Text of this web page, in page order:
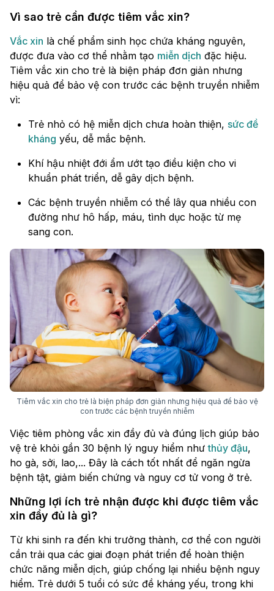
Vì sao trẻ cần được tiêm vắc xin?
Vắc xin là chế phẩm sinh học chứa kháng nguyên,
được đưa vào cơ thể nhằm tạo miễn dịch đặc hiệu.
Tiêm vắc xin cho trẻ là biện pháp đơn giản nhưng
hiệu quả để bảo vệ con trước các bệnh truyền nhiễm
vì:
Trẻ nhỏ có hệ miễn dịch chưa hoàn thiện, sức đề
kháng yếu, dễ mắc bệnh.
Khí hậu nhiệt đới ẩm ướt tạo điều kiện cho vi
khuẩn phát triển, dễ gây dịch bệnh.
Các bệnh truyền nhiễm có thể lây qua nhiều con
đường như hô hấp, máu, tình dục hoặc từ mẹ
sang con.
Tiêm vắc xin cho trẻ là biện pháp đơn giản nhưng hiệu quả để bảo vệ
con trước các bệnh truyền nhiễm
Việc tiêm phòng vắc xin đầy đủ và đúng lịch giúp bảo
vệ trẻ khỏi gần 30 bệnh lý nguy hiểm nhưthủy đậu,
ho gà, sởi, lao,... Đây là cách tốt nhất để ngăn ngừa
bệnh tật, giảm biến chứng và nguy cơ tử vong ở trẻ.
Những lợi ích trẻ nhận được khi được tiêm vắc
xin đầy đủ là gì?
Từ khi sinh ra đến khi trưởng thành, cơ thể con người
cần trải qua các giai đoạn phát triển để hoàn thiện
chức năng miễn dịch, giúp chống lại nhiều bệnh nguy
hiểm. Trẻ dưới 5 tuổi có sức đề kháng yếu, trong khi